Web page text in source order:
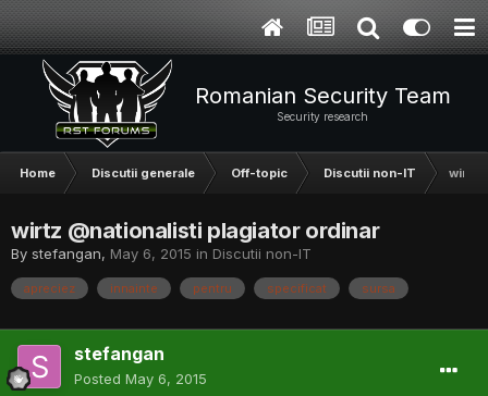
Romanian Security Team
Security research
Home Discutii generale Off-topic Discutii non-IT wirtz
wirtz @nationalisti plagiator ordinar
By stefangan, May 6, 2015 in Discutii non-IT
apreciez innainte pentru specificat sursa
stefangan
Posted May 6, 2015